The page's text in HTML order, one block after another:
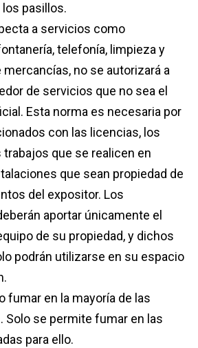
pasillos.
a servicios como
telefonía, limpieza y
no se autorizará a
de servicios que no sea el
Esta norma es necesaria por
con las licencias, los
que se realicen en
que sean propiedad de
del expositor. Los
aportar únicamente el
de su propiedad, y dichos
podrán utilizarse en su espacio
fumar en la mayoría de las
Solo se permite fumar en las
para ello.